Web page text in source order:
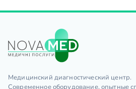
Медицинский диагностический центр.
Современное оборудование, опытные